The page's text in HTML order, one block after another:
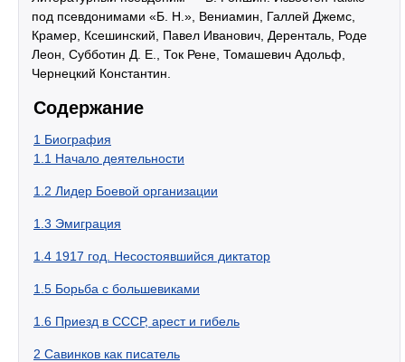
под псевдонимами «Б. Н.», Вениамин, Галлей Джемс,
Крамер, Ксешинский, Павел Иванович, Деренталь, Роде
Леон, Субботин Д. Е., Ток Рене, Томашевич Адольф,
Чернецкий Константин.
Содержание
1 Биография
1.1 Начало деятельности
1.2 Лидер Боевой организации
1.3 Эмиграция
1.4 1917 год. Несостоявшийся диктатор
1.5 Борьба с большевиками
1.6 Приезд в СССР, арест и гибель
2 Савинков как писатель